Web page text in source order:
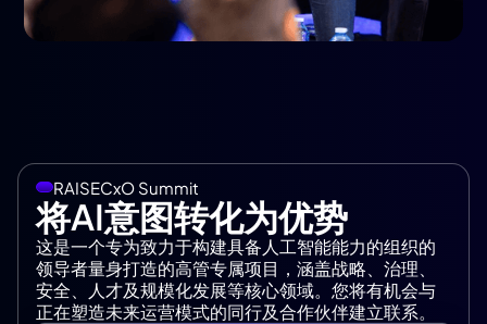
RAISECxO Summit
将AI意图转化为优势
这是一个专为致力于构建具备人工智能能力的组织的
领导者量身打造的高管专属项目，涵盖战略、治理、
安全、人才及规模化发展等核心领域。您将有机会与
正在塑造未来运营模式的同行及合作伙伴建立联系。